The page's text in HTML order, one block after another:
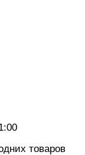
товаров